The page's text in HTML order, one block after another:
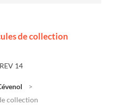
de collection
REV 14
collection